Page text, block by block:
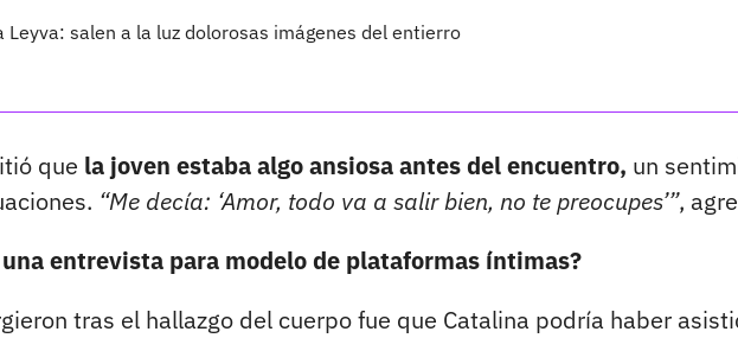
Leyva: salen a la luz dolorosas imágenes del entierro
que la joven estaba algo ansiosa antes del encuentro, un
“Me decía: ‘Amor, todo va a salir bien, no te preocupes’”,
entrevista para modelo de plataformas íntimas?
tras el hallazgo del cuerpo fue que Catalina podría haber